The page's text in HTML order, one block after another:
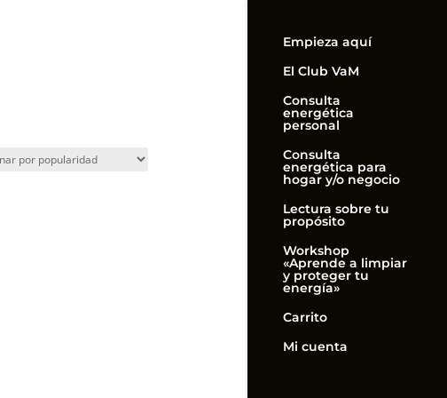
Empieza aquí
El Club VaM
Consulta
energética
personal
Consulta
energética para
hogar y/o negocio
Lectura sobre tu
propósito
Workshop
«Aprende a limpiar
y proteger tu
energía»
Carrito
Mi cuenta